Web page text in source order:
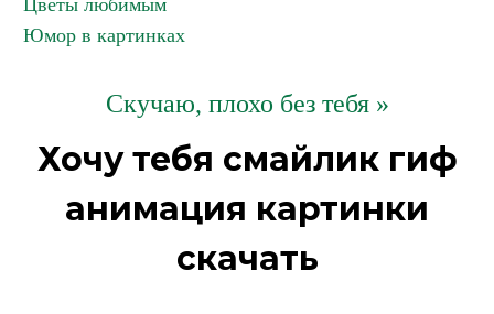
Цветы любимым
Юмор в картинках
Скучаю, плохо без тебя »
Хочу тебя смайлик гиф
анимация картинки
скачать